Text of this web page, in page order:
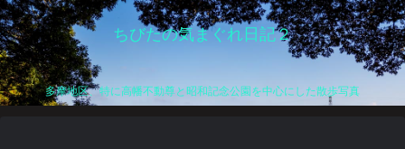
ちびたの気まぐれ日記２
多摩地区、特に高幡不動尊と昭和記念公園を中心にした散歩写真